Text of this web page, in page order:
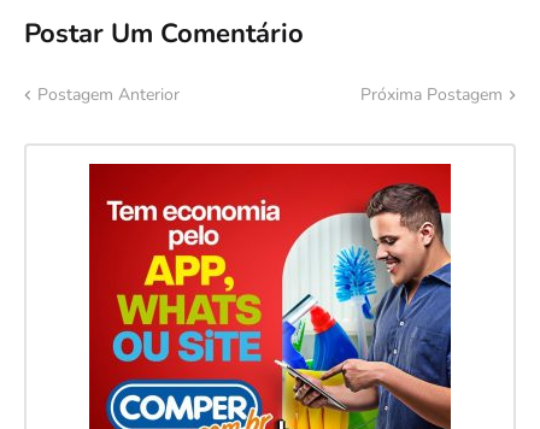
Postar Um Comentário
Postagem Anterior Próxima Postagem